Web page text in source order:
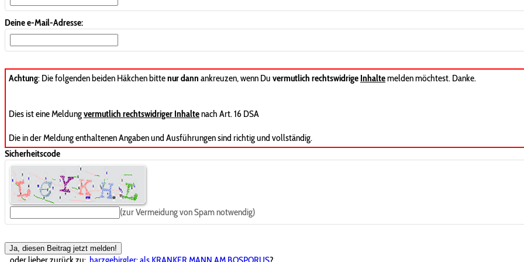
Deine e-Mail-Adresse:
Achtung: Die folgenden beiden Häkchen bittenur dann ankreuzen, wenn Du vermutlich rechtswidrige Inhaltemelden möchtest. Danke.
Dies ist eine Meldungvermutlich rechtswidriger Inhaltenach Art. 16 DSA
Die in der Meldung enthaltenen Angaben und Ausführungen sind richtig und vollständig.
Sicherheitscode
(zur Vermeidung von Spam notwendig)
Ja, diesen Beitrag jetzt melden!
...oder lieber zurück zu: harzgebirgler: als KRANKER MANN AM BOSPORUS?